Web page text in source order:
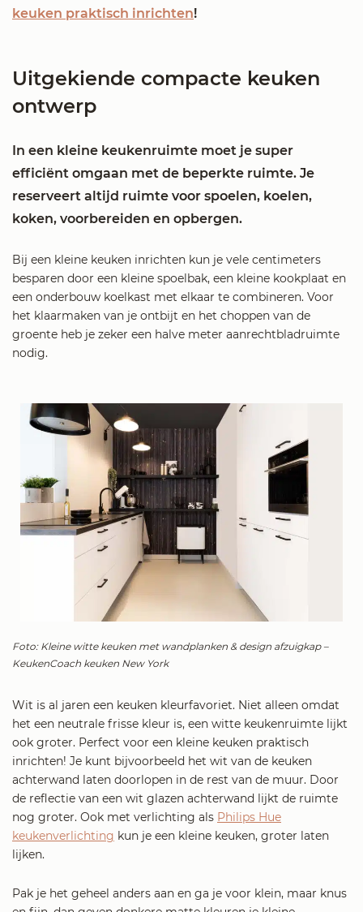
keuken praktisch inrichten!
Uitgekiende compacte keuken
ontwerp
In een kleine keukenruimte moet je super
efficiënt omgaan met de beperkte ruimte. Je
reserveert altijd ruimte voor spoelen, koelen,
koken, voorbereiden en opbergen.
Bij een kleine keuken inrichten kun je vele centimeters
besparen door een kleine spoelbak, een kleine kookplaat en
een onderbouw koelkast met elkaar te combineren. Voor
het klaarmaken van je ontbijt en het choppen van de
groente heb je zeker een halve meter aanrechtbladruimte
nodig.
Foto: Kleine witte keuken met wandplanken & design afzuigkap –
KeukenCoach keuken New York
Wit is al jaren een keuken kleurfavoriet. Niet alleen omdat
het een neutrale frisse kleur is, een witte keukenruimte lijkt
ook groter. Perfect voor een kleine keuken praktisch
inrichten! Je kunt bijvoorbeeld het wit van de keuken
achterwand laten doorlopen in de rest van de muur. Door
de reflectie van een wit glazen achterwand lijkt de ruimte
nog groter. Ook met verlichting als Philips Hue
keukenverlichting kun je een kleine keuken, groter laten
lijken.
Pak je het geheel anders aan en ga je voor klein, maar knus